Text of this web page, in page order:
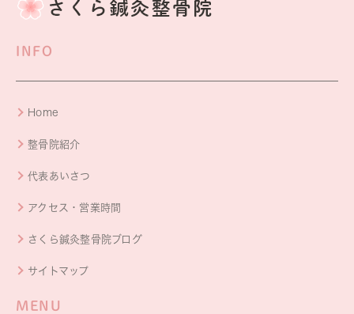
INFO
Home
整骨院紹介
代表あいさつ
アクセス・営業時間
さくら鍼灸整骨院ブログ
サイトマップ
MENU